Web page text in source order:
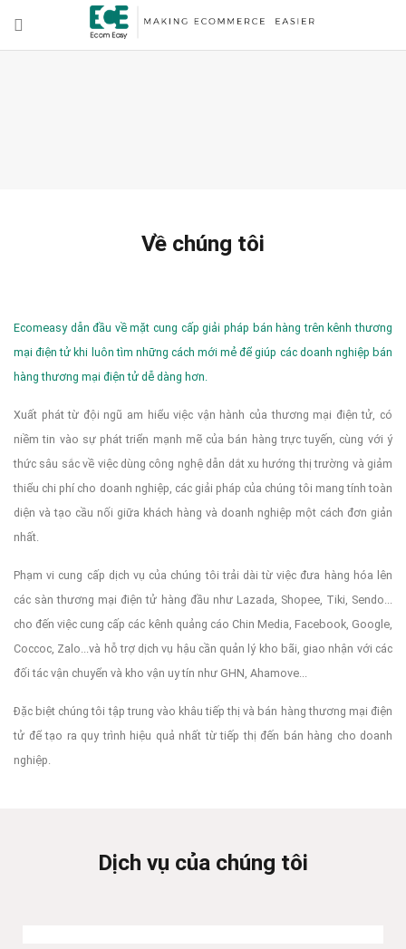
Về chúng tôi
Ecomeasy dẫn đầu về mặt cung cấp giải pháp bán hàng trên kênh thương
mại điện tử khi luôn tìm những cách mới mẻ để giúp các doanh nghiệp bán
hàng thương mại điện tử dễ dàng hơn.
Xuất phát từ đội ngũ am hiểu việc vận hành của thương mại điện tử, có
niềm tin vào sự phát triển mạnh mẽ của bán hàng trực tuyến, cùng với ý
thức sâu sắc về việc dùng công nghệ dẫn dắt xu hướng thị trường và giảm
thiểu chi phí cho doanh nghiệp, các giải pháp của chúng tôi mang tính toàn
diện và tạo cầu nối giữa khách hàng và doanh nghiệp một cách đơn giản
nhất.
Phạm vi cung cấp dịch vụ của chúng tôi trải dài từ việc đưa hàng hóa lên
các sàn thương mại điện tử hàng đầu như Lazada, Shopee, Tiki, Sendo...
cho đến việc cung cấp các kênh quảng cáo Chin Media, Facebook, Google,
Coccoc, Zalo...và hỗ trợ dịch vụ hậu cần quản lý kho bãi, giao nhận với các
đối tác vận chuyển và kho vận uy tín như GHN, Ahamove...
Đặc biệt chúng tôi tập trung vào khâu tiếp thị và bán hàng thương mại điện
tử để tạo ra quy trình hiệu quả nhất từ tiếp thị đến bán hàng cho doanh
nghiệp.
Dịch vụ của chúng tôi